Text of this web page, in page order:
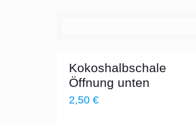
Kokoshalbschale
Öffnung unten
2,50 €